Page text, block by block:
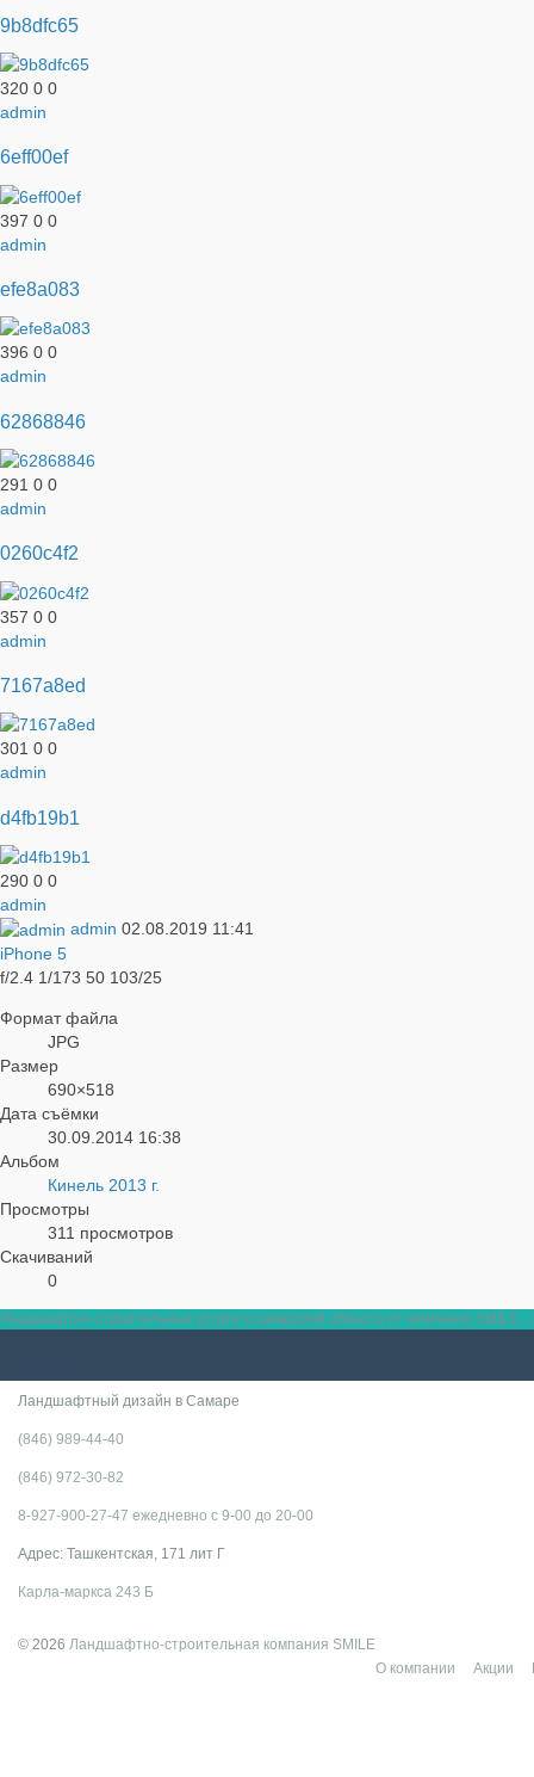
9b8dfc65
320 0 0
admin
6eff00ef
397 0 0
admin
efe8a083
396 0 0
admin
62868846
291 0 0
admin
0260c4f2
357 0 0
admin
7167a8ed
301 0 0
admin
d4fb19b1
290 0 0
admin
admin 02.08.2019 11:41
iPhone 5
f/2.4 1/173 50 103/25
Формат файла
JPG
Размер
690×518
Дата съёмки
30.09.2014 16:38
Альбом
Кинель 2013 г.
Просмотры
311 просмотров
Скачиваний
0
Ландшафтно-строительные услуги в самарской области от компании SMILE -
Ландшафтный дизайн в Самаре
(846) 989-44-40
(846) 972-30-82
8-927-900-27-47 ежедневно с 9-00 до 20-00
Адрес: Ташкентская, 171 лит Г
Карла-маркса 243 Б
© 2026 Ландшафтно-строительная компания SMILE
О компании
Акции